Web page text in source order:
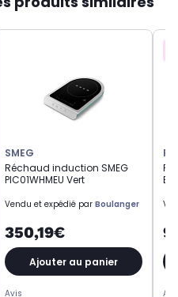
SMEG
Réchaud induction SMEG
PIC01WHMEU Vert
Vendu et expédié par Boulanger
350,19€
Ajouter au panier
Avis
ET